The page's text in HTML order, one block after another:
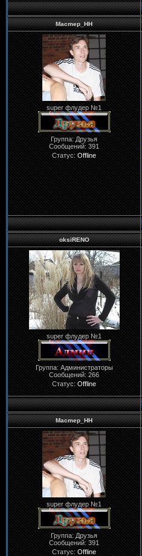
Macmep_HH
super флудер №1
Группа: Друзья
Сообщений:391
Статус:Offline
oksiRENO
super флудер №1
Группа: Администраторы
Сообщений:266
Статус:Offline
Macmep_HH
super флудер №1
Группа: Друзья
Сообщений:391
Статус:Offline